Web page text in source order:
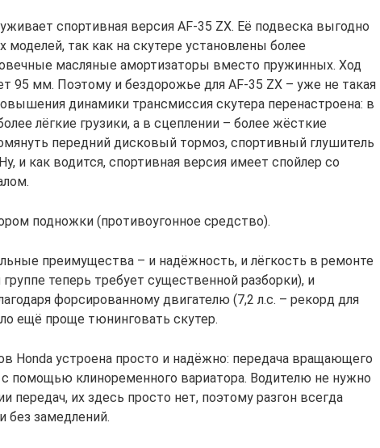
спортивная версия AF-35 ZX. Её подвеска выгодно
моделей, так как на скутере установлены более
масляные амортизаторы вместо пружинных. Ход
95 мм. Поэтому и бездорожье для AF-35 ZX – уже не такая
динамики трансмиссия скутера перенастроена: в
лёгкие грузики, а в сцеплении – более жёсткие
передний дисковый тормоз, спортивный глушитель
и как водится, спортивная версия имеет спойлер со
подножки (противоугонное средство).
преимущества – и надёжность, и лёгкость в ремонте
теперь требует существенной разборки), и
форсированному двигателю (7,2 л.с. – рекорд для
ещё проще тюнинговать скутер.
Honda устроена просто и надёжно: передача вращающего
помощью клиноременного вариатора. Водителю не нужно
передач, их здесь просто нет, поэтому разгон всегда
без замедлений.